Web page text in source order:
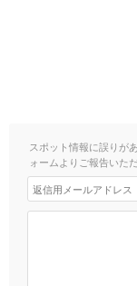
スポット情報に誤りが
ォームよりご報告いた